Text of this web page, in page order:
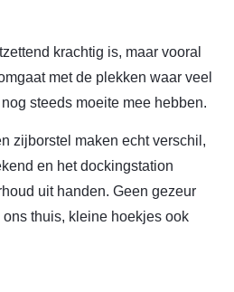
krachtig is, maar vooral
met de plekken waar veel
steeds moeite mee hebben.
zijborstel maken echt verschil,
en het dockingstation
uit handen. Geen gezeur
thuis, kleine hoekjes ook